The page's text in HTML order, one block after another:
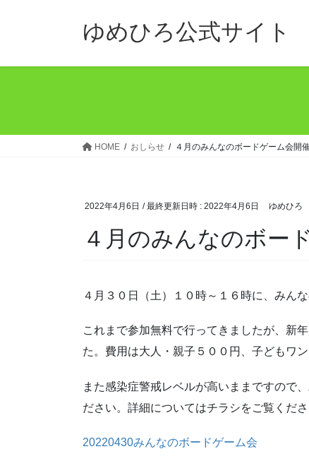
ゆめひろ公式サイト
HOME おしらせ ４月のみんなのボードゲーム会開
2022年4月6日 / 最終更新日時 : 2022年4月6日 ゆめひろ
４月のみんなのボー
４月３０日（土）１０時～１６時に、みん
これまで参加無料で行ってきましたが、新
た。費用は大人・親子５００円、子どもワン
また感染症警戒レベルが高いままですので
ださい。詳細についてはチラシをご覧くださ
20220430みんなのボードゲーム会